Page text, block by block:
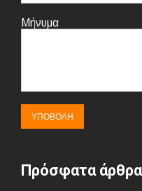
Μήνυμα
Πρόσφατα άρθρα